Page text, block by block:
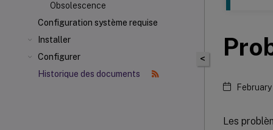
Obsolescence
Configuration système requise
Installer
Configurer
Historique des documents
<
Les